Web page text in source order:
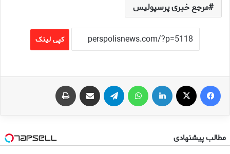
مرجع خبری پرسپولیس
کپی لینک
فیس بوک لینکدین تلگرام اشتراک گذاری از طریق ایمیل
مطالب پیشنهادی